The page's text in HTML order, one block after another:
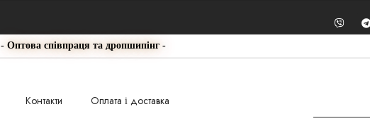
- Оптова співпраця та дропшипінг -
Контакти Оплата і доставка